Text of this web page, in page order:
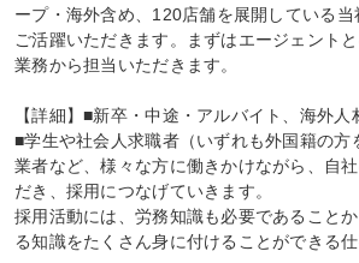
ープ・海外含め、120店舗を展開している
ご活躍いただきます。まずはエージェント
業務から担当いただきます。
【詳細】■新卒・中途・アルバイト、海外人
■学生や社会人求職者（いずれも外国籍の方
業者など、様々な方に働きかけながら、自
だき、採用につなげていきます。
採用活動には、労務知識も必要であること
る知識をたくさん身に付けることができる仕